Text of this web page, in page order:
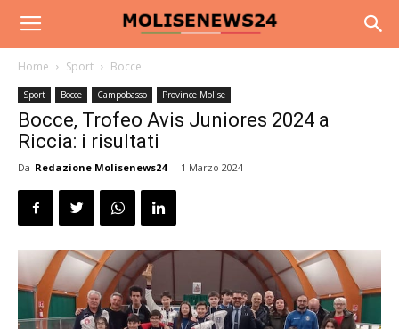
Home Sport Bocce
Sport Bocce Campobasso Province Molise
Bocce, Trofeo Avis Juniores 2024 a
Riccia: i risultati
Da Redazione Molisenews24 - 1 Marzo 2024